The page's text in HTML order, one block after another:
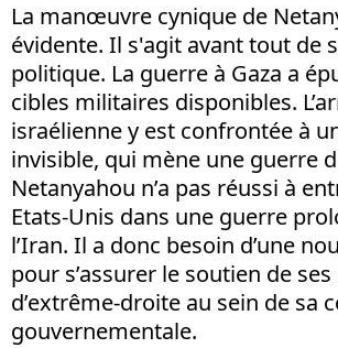
La manœuvre cynique de
évidente. Il s'agit avant tout de
politique. La guerre à Gaza a
cibles militaires disponibles.
israélienne y est confrontée à
invisible, qui mène une guerre
Netanyahou n’a pas réussi à
Etats-Unis dans une guerre
l’Iran. Il a donc besoin d’une
pour s’assurer le soutien de ses
d’extrême-droite au sein de sa
gouvernementale.